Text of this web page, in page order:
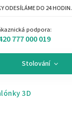
ODESÍLÁME DO 24 HODIN.
podpora:
777 000 019
Stolování
3D